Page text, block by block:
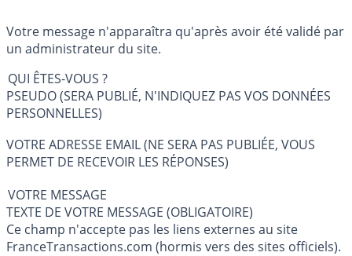
Votre message n'apparaîtra qu'après avoir été validé par
un administrateur du site.
QUI ÊTES-VOUS ?
PSEUDO (SERA PUBLIÉ, N'INDIQUEZ PAS VOS DONNÉES
PERSONNELLES)
VOTRE ADRESSE EMAIL (NE SERA PAS PUBLIÉE, VOUS
PERMET DE RECEVOIR LES RÉPONSES)
VOTRE MESSAGE
TEXTE DE VOTRE MESSAGE (OBLIGATOIRE)
Ce champ n'accepte pas les liens externes au site
FranceTransactions.com (hormis vers des sites officiels).